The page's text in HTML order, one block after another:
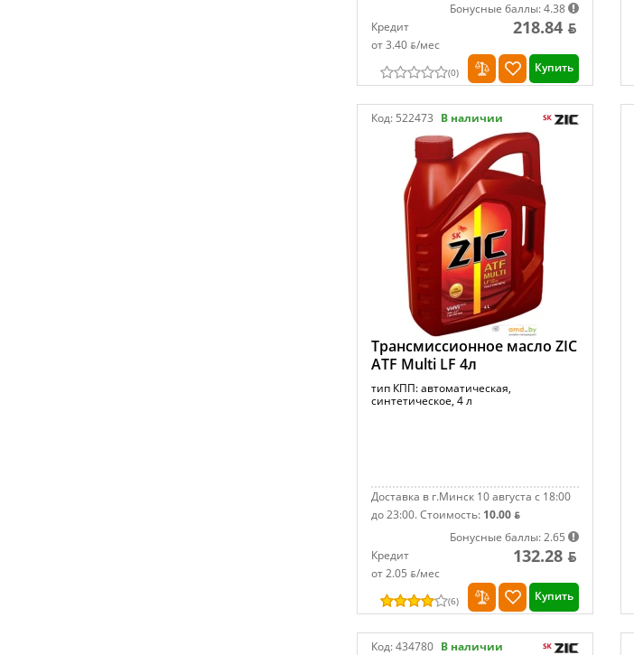
Бонусные баллы: 4.38
Кредит
от 3.40 ƃ/мec
218.84 ƃ
(0) Купить
Код: 522473 В наличии
Трансмиссионное масло ZIC
ATF Multi LF 4л
тип КПП: автоматическая,
синтетическое, 4 л
Доставка в г.Минск 10 августа с 18:00
до 23:00.Стоимость: 10.00 ƃ
Бонусные баллы: 2.65
Кредит
от 2.05 ƃ/мec
132.28 ƃ
(6) Купить
Код:434780 В наличии